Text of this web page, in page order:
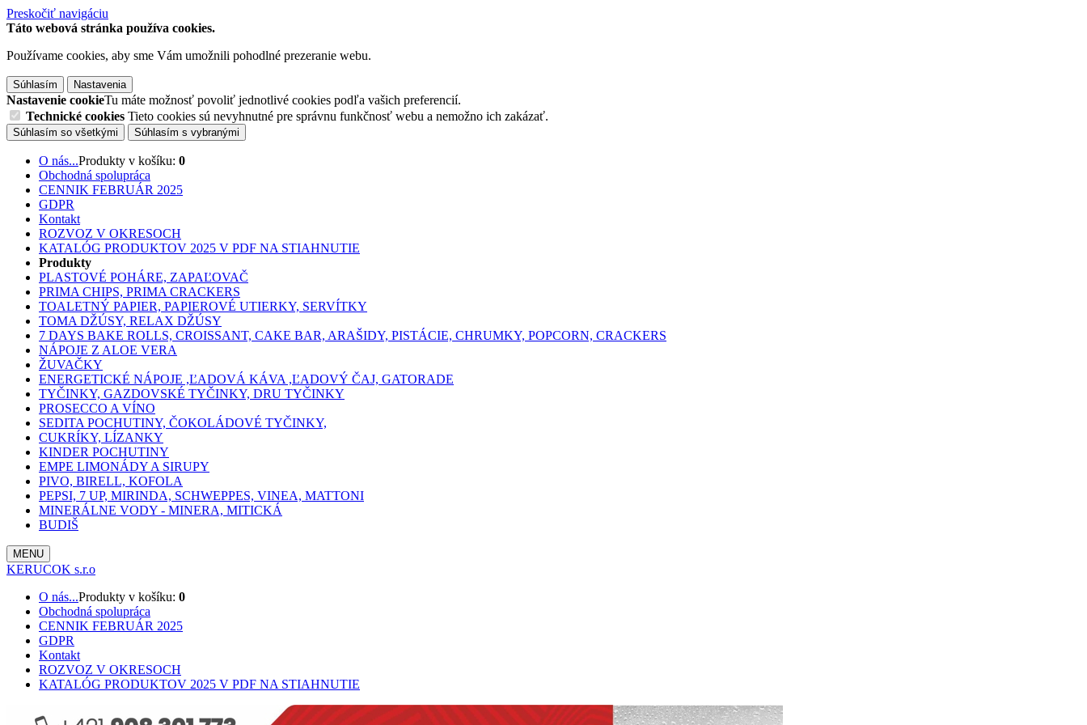
Preskočiť navigáciu
Táto webová stránka používa cookies.
Používame cookies, aby sme Vám umožnili pohodlné prezeranie webu.
Súhlasím Nastavenia
Nastavenie cookieTu máte možnosť povoliť jednotlivé cookies podľa vašich preferencií.
Technické cookies Tieto cookies sú nevyhnutné pre správnu funkčnosť webu a nemožno ich zakázať.
Súhlasím so všetkými Súhlasím s vybranými
O nás...Produkty v košíku: 0
Obchodná spolupráca
CENNIK FEBRUÁR 2025
GDPR
Kontakt
ROZVOZ V OKRESOCH
KATALÓG PRODUKTOV 2025 V PDF NA STIAHNUTIE
Produkty
PLASTOVÉ POHÁRE, ZAPAĽOVAČ
PRIMA CHIPS, PRIMA CRACKERS
TOALETNÝ PAPIER, PAPIEROVÉ UTIERKY, SERVÍTKY
TOMA DŽÚSY, RELAX DŽÚSY
7 DAYS BAKE ROLLS, CROISSANT, CAKE BAR, ARAŠIDY, PISTÁCIE, CHRUMKY, POPCORN, CRACKERS
NÁPOJE Z ALOE VERA
ŽUVAČKY
ENERGETICKÉ NÁPOJE ,ĽADOVÁ KÁVA ,ĽADOVÝ ČAJ, GATORADE
TYČINKY, GAZDOVSKÉ TYČINKY, DRU TYČINKY
PROSECCO A VÍNO
SEDITA POCHUTINY, ČOKOLÁDOVÉ TYČINKY,
CUKRÍKY, LÍZANKY
KINDER POCHUTINY
EMPE LIMONÁDY A SIRUPY
PIVO, BIRELL, KOFOLA
PEPSI, 7 UP, MIRINDA, SCHWEPPES, VINEA, MATTONI
MINERÁLNE VODY - MINERA, MITICKÁ
BUDIŠ
MENU
KERUCOK s.r.o
O nás...Produkty v košíku: 0
Obchodná spolupráca
CENNIK FEBRUÁR 2025
GDPR
Kontakt
ROZVOZ V OKRESOCH
KATALÓG PRODUKTOV 2025 V PDF NA STIAHNUTIE